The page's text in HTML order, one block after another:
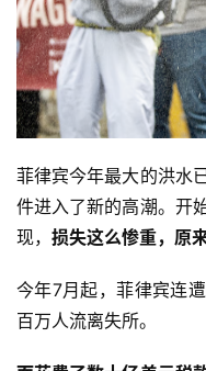
菲律宾今年最大的洪水
件进入了新的高潮。开
现， 损失这么惨重，原
今年7月起，菲律宾连
百万人流离失所。